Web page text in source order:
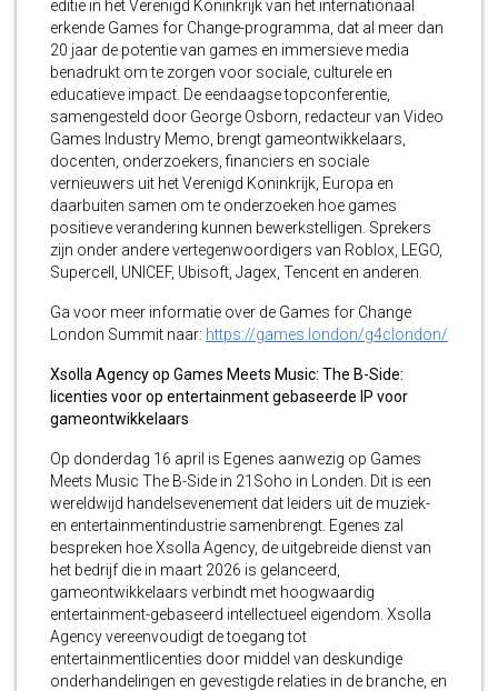
editie in het Verenigd Koninkrijk van het internationaal
erkende Games for Change-programma, dat al meer dan
20 jaar de potentie van games en immersieve media
benadrukt om te zorgen voor sociale, culturele en
educatieve impact. De eendaagse topconferentie,
samengesteld door George Osborn, redacteur van Video
Games Industry Memo, brengt gameontwikkelaars,
docenten, onderzoekers, financiers en sociale
vernieuwers uit het Verenigd Koninkrijk, Europa en
daarbuiten samen om te onderzoeken hoe games
positieve verandering kunnen bewerkstelligen. Sprekers
zijn onder andere vertegenwoordigers van Roblox, LEGO,
Supercell, UNICEF, Ubisoft, Jagex, Tencent en anderen.
Ga voor meer informatie over de Games for Change
London Summit naar: https://games.london/g4clondon/
Xsolla Agency op Games Meets Music: The B-Side:
licenties voor op entertainment gebaseerde IP voor
gameontwikkelaars
Op donderdag 16 april is Egenes aanwezig op Games
Meets Music The B-Side in 21Soho in Londen. Dit is een
wereldwijd handelsevenement dat leiders uit de muziek-
en entertainmentindustrie samenbrengt. Egenes zal
bespreken hoe Xsolla Agency, de uitgebreide dienst van
het bedrijf die in maart 2026 is gelanceerd,
gameontwikkelaars verbindt met hoogwaardig
entertainment-gebaseerd intellectueel eigendom. Xsolla
Agency vereenvoudigt de toegang tot
entertainmentlicenties door middel van deskundige
onderhandelingen en gevestigde relaties in de branche, en